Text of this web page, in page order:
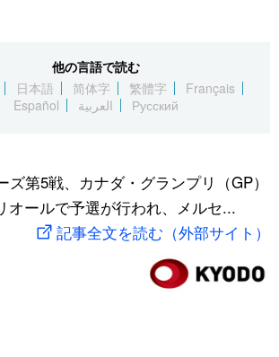
العربية お知らせ
他の言語で読む
日本語 简体字 繁體字
Français
Español
العربية Русский
ズ第5戦、カナダ・グランプリ（GP）
オールで予選が行われ、メルセ...
記事全文を読む（外部サイト）